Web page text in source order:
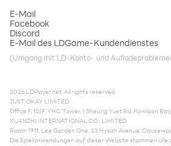
E-Mail
Facebook
Discord
E-Mail des LDGame-Kundendienstes
(Umgang mit LD-Konto- und
2026 LDPlayer.net. All rights reserved.
JUST OKAY LIMITED
Office F, 12/F, YHC Tower, 1 Sheung Yuet Rd, Kowloon
XUANZHI INTERNATIONAL CO., LIMITED
Room 1911, Lee Garden One, 33 Hysan Avenue,
Die Spielanwendungen auf dieser Website stammen